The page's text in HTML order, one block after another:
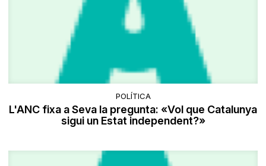
POLÍTICA
L'ANC fixa a Seva la pregunta: «Vol que Catalunya
sigui un Estat independent?»